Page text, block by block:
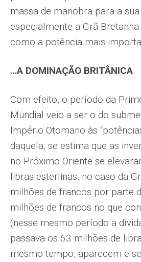
massa de manobra para a
especialmente a Grã
como a potência mais
…A DOMINAÇÃO BRITÂNICA
Com efeito, o período da
Mundial veio a ser o do
Império Otomano às
daquela, se estima que as
no Próximo Oriente se
libras esterlinas, no caso da
milhões de francos por parte
milhões de francos no que
(nesse mesmo período a
passava os 63 milhões de
mesmo tempo, aparecem e